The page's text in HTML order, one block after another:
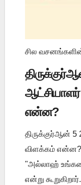
சில
என்ன?
திருக்குர்ஆன்
விளக்கம் என்ன?
"அல்லாஹ்
என்று